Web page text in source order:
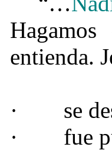
entienda.
·
se
·
fue